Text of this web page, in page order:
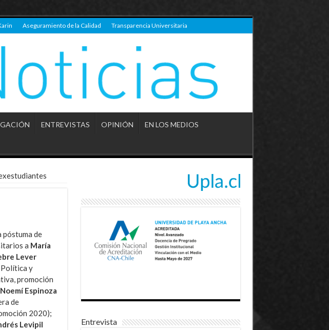
Aseguramiento de la Calidad Transparencia Universitaria
ENTREVISTAS OPINIÓN EN LOS MEDIOS
póstuma de
a María
Lever
y
promoción
Espinoza
de
2020);
Levipil
Entrevista